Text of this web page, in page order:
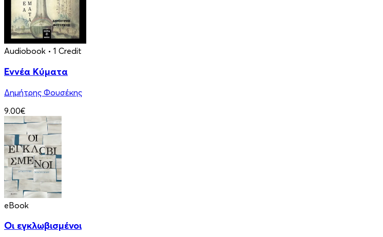
Audiobook • 1 Credit
Εννέα Κύματα
Δημήτρης Φουσέκης
9.00€
eBook
Οι εγκλωβισμένοι